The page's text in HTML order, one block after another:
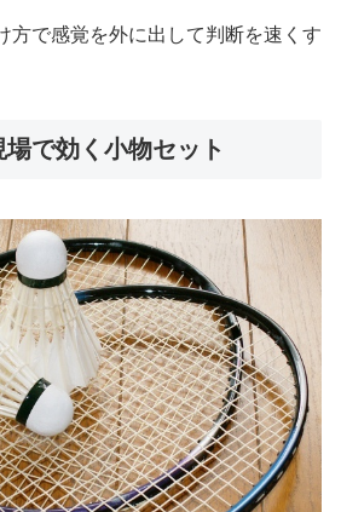
方で感覚を外に出して判断を速くす
で効く小物セット